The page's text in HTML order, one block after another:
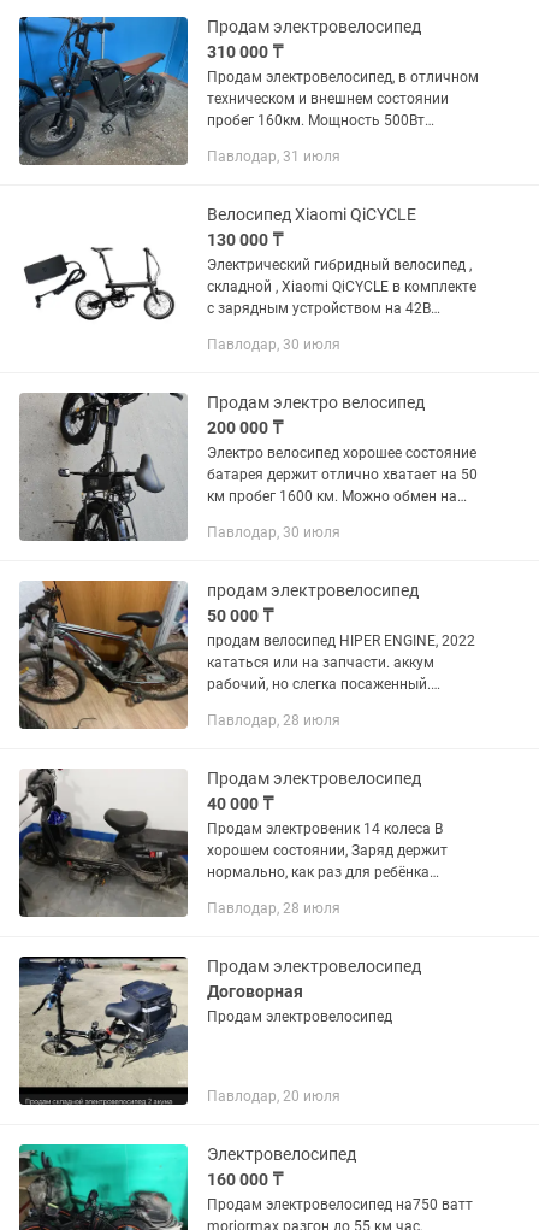
Продам электровелосипед
310 000 ₸
Продам электровелосипед, в отличном
техническом и внешнем состоянии
пробег 160км. Мощность 500Вт
аккумулятор (запас хода 60км, запас
Павлодар, 31 июля
Велосипед Xiaomi QiCYCLE
130 000 ₸
Электрический гибридный велосипед ,
складной , Xiaomi QiCYCLE в комплекте
с зарядным устройством на 42В
хода 50 км Колеса : 16 дюймов Мотор
Павлодар, 30 июля
Продам электро велосипед
200 000 ₸
Электро велосипед хорошее состояние
батарея держит отлично хватает на 50
км пробег 1600 км. Можно обмен на
предложениями на
Павлодар, 30 июля
продам электровелосипед
50 000 ₸
продам велосипед HIPER ENGINE, 2022
кататься или на запчасти. аккум
рабочий, но слегка посаженный.
Павлодар, 28 июля
Продам электровелосипед
40 000 ₸
Продам электровеник 14 колеса В
хорошем состоянии, Заряд держит
нормально, как раз для ребёнка
стоял Торг есть Зарядка, шлем в
Павлодар, 28 июля
Продам электровелосипед
Договорная
Продам электровелосипед
Павлодар, 20 июля
Электровелосипед
160 000 ₸
Продам электровелосипед на750 ватт
moriormax разгон до 55 км час,